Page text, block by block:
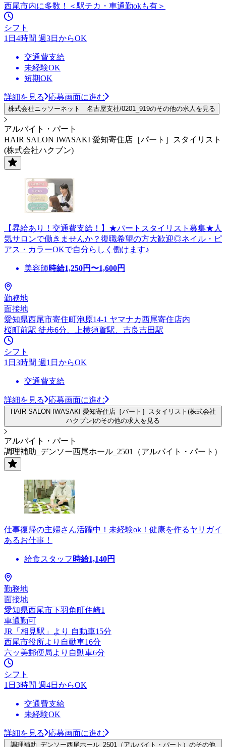
西尾市内に多数！＜駅チカ・車通勤okも有＞
シフト
1日4時間 週3日からOK
交通費支給
未経験OK
短期OK
詳細を見る 応募画面に進む
株式会社ニッソーネット 名古屋支社/0201_919のその他の求人を見る
アルバイト・パート
HAIR SALON IWASAKI 愛知寄住店［パート］スタイリスト
(株式会社ハクブン)
【昇給あり！交通費支給！】★パートスタイリスト募集★人
気サロンで働きませんか？復職希望の方大歓迎◎ネイル・ピ
アス・カラーOKで自分らしく働けます♪
美容師時給1,250円〜1,600円
勤務地
面接地
愛知県西尾市寄住町泡原14-1 ヤマナカ西尾寄住店内
桜町前駅 徒歩6分、上横須賀駅、吉良吉田駅
シフト
1日3時間 週1日からOK
交通費支給
詳細を見る 応募画面に進む
HAIR SALON IWASAKI 愛知寄住店［パート］スタイリスト(株式会社
ハクブン)のその他の求人を見る
アルバイト・パート
調理補助_デンソー西尾ホール_2501（アルバイト・パート）
仕事復帰の主婦さん活躍中！未経験ok！健康を作るヤリガイ
あるお仕事！
給食スタッフ 時給1,140円
勤務地
面接地
愛知県西尾市下羽角町住崎1
車通勤可
JR「相見駅」より 自動車15分
西尾市役所より自動車16分
六ッ美郵便局より自動車6分
シフト
1日3時間 週4日からOK
交通費支給
未経験OK
詳細を見る 応募画面に進む
調理補助_デンソー西尾ホール_2501（アルバイト・パート）のその他